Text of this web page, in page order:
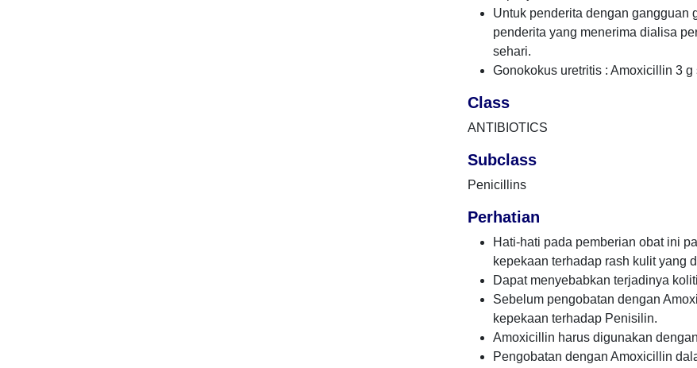
Untuk penderita dengan gangguan
penderita yang menerima dialisa
sehari.
Gonokokus uretritis : Amoxicillin 3
Class
ANTIBIOTICS
Subclass
Penicillins
Perhatian
Hati-hati pada pemberian obat ini
kepekaan terhadap rash kulit yang
Dapat menyebabkan terjadinya
Sebelum pengobatan dengan
kepekaan terhadap Penisilin.
Amoxicillin harus digunakan
Pengobatan dengan Amoxicillin